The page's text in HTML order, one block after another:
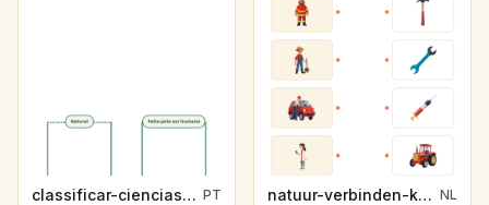
classificar-ciencias-k214-5 PT natuur-verbinden-k213-5 NL